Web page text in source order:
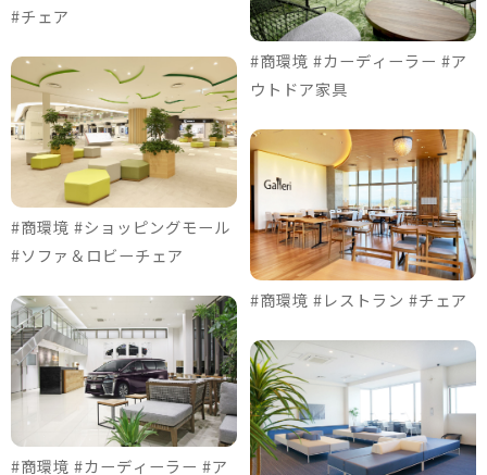
#チェア
#商環境 #ショッピングモール
#ソファ＆ロビーチェア
#商環境 #カーディーラー #ア
#商環境 #カーディーラー #ア
ウトドア家具
#商環境 #レストラン #チェア